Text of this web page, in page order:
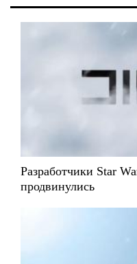
Разработчики Star
продвинулись